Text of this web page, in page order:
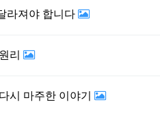
라져야 합니다
리
시 마주한 이야기